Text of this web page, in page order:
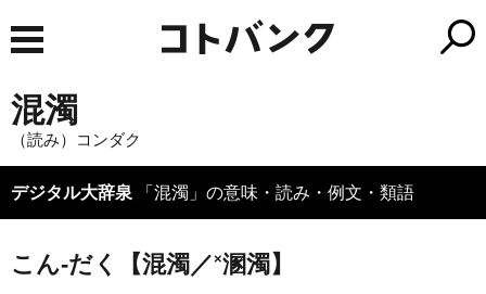
混濁
（読み）コンダク
デジタル大辞泉 「混濁」の意味・読み・例文・類語
こん‐だく【混濁／×溷濁】